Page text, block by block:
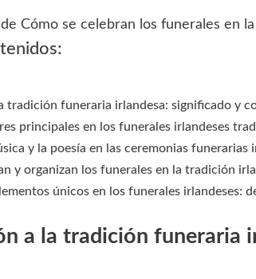
tradición funeraria irlandesa: significado y
principales en los funerales irlandeses
y la poesía en las ceremonias funerarias
y organizan los funerales en la tradición
únicos en los funerales irlandeses:
a la tradición funeraria